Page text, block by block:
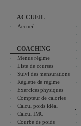
ACCUEIL
Accueil
COACHING
Menus régime
Liste de courses
Suivi des mensurations
Réglette de régime
Exercices physiques
Compteur de calories
Calcul poids idéal
Calcul IMC
Courbe de poids